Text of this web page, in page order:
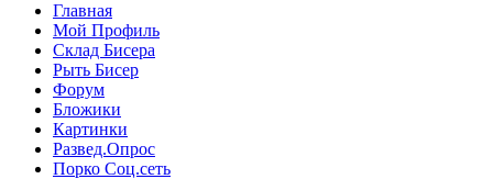
Главная
Мой Профиль
Склад Бисера
Рыть Бисер
Форум
Бложики
Картинки
Развед.Опрос
Порко Соц.сеть